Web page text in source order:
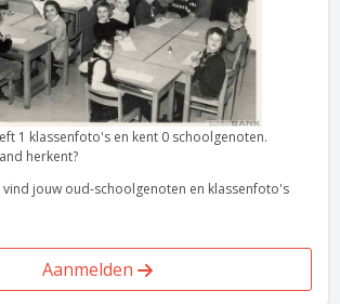
1 klassenfoto's en kent 0 schoolgenoten.
herkent?
vind jouw oud-schoolgenoten en klassenfoto's
Aanmelden